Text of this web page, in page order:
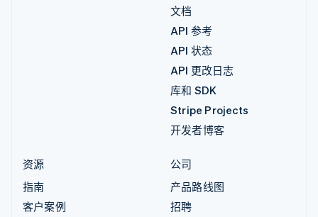
文档
API 参考
API 状态
API 更改日志
库和 SDK
Stripe Projects
开发者博客
资源
指南
客户案例
公司
产品路线图
招聘